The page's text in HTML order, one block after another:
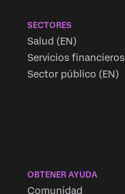
SECTORES
Salud (EN)
Servicios financieros
Sector público (EN)
OBTENER AYUDA
Comunidad